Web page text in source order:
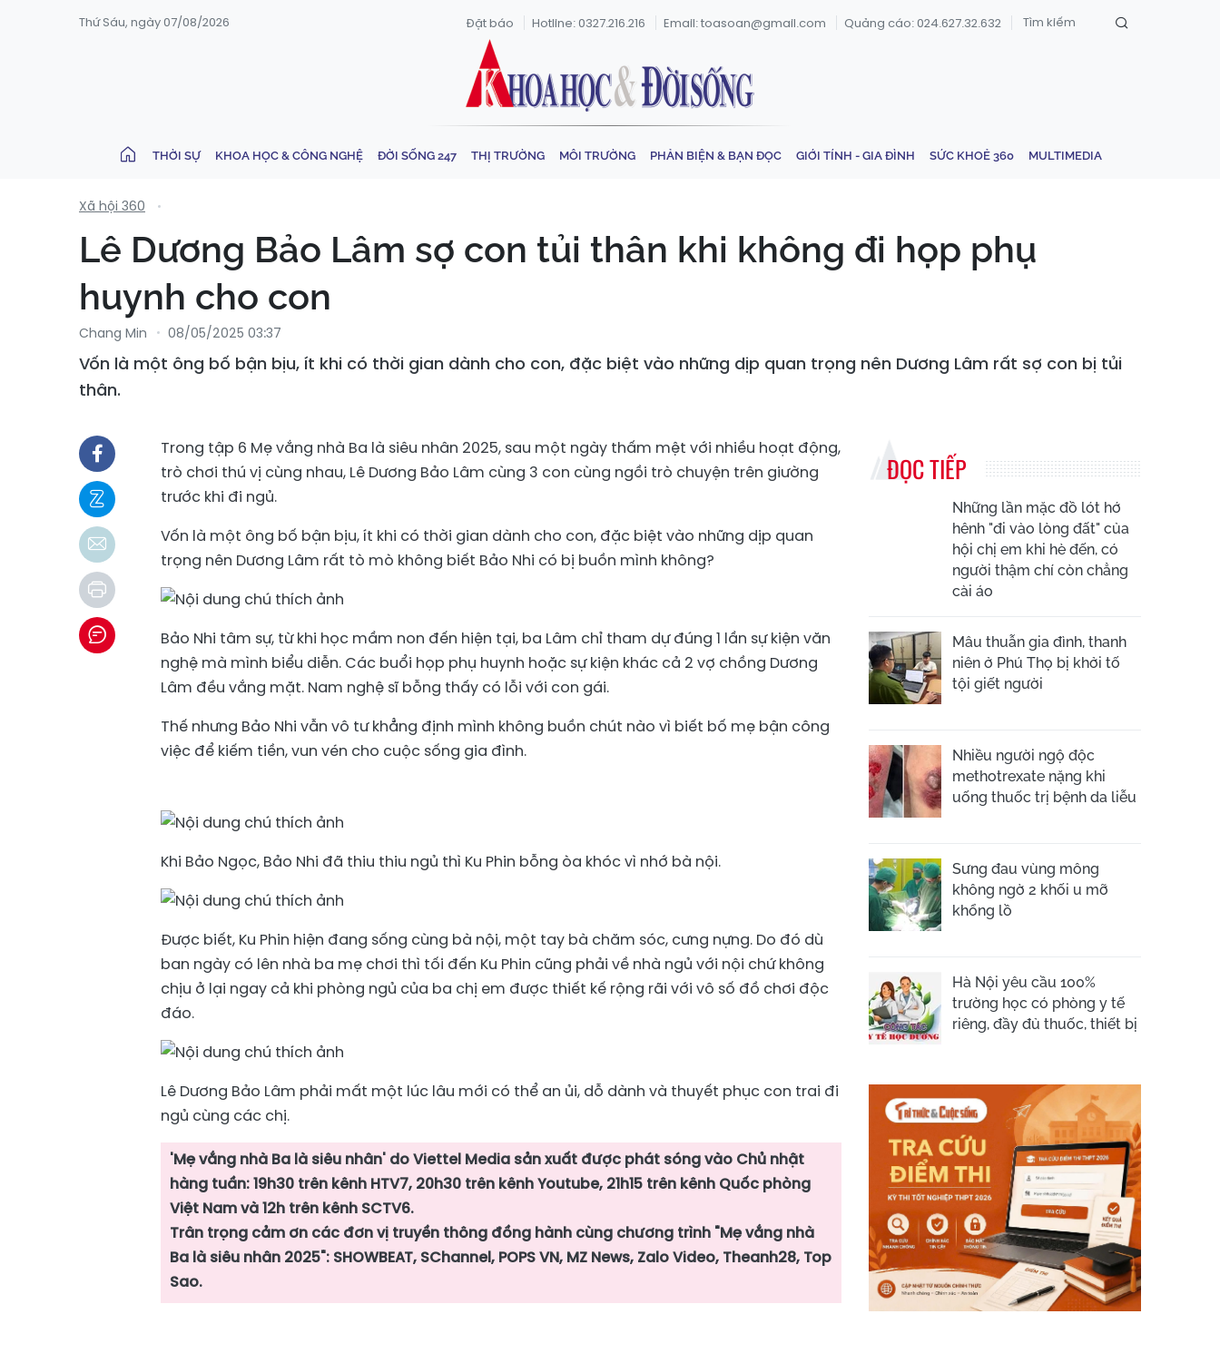
Thứ Sáu, ngày 07/08/2026 Đặt báo Hotline: 0327.216.216 Email: toasoan@gmail.com Quảng cáo: 024.627.32.632
THỜI SỰ KHOA HỌC & CÔNG NGHỆ ĐỜI SỐNG 247 THỊ TRƯỜNG MÔI TRƯỜNG PHẢN BIỆN & BẠN ĐỌC GIỚI TÍNH - GIA ĐÌNH SỨC KHOẺ 360 MULTIMEDIA
Xã hội 360
​​​​​​​Lê Dương Bảo Lâm sợ con tủi thân khi không đi họp phụ
huynh cho con
Chang Min 08/05/2025 03:37
Vốn là một ông bố bận bịu, ít khi có thời gian dành cho con, đặc biệt vào những dịp quan trọng nên Dương Lâm rất sợ con bị tủi
thân.
Trong tập 6 Mẹ vắng nhà Ba là siêu nhân 2025, sau một ngày thấm mệt với nhiều hoạt động,
trò chơi thú vị cùng nhau, Lê Dương Bảo Lâm cùng 3 con cùng ngồi trò chuyện trên giường
trước khi đi ngủ.
Vốn là một ông bố bận bịu, ít khi có thời gian dành cho con, đặc biệt vào những dịp quan
trọng nên Dương Lâm rất tò mò không biết Bảo Nhi có bị buồn mình không?
Bảo Nhi tâm sự, từ khi học mầm non đến hiện tại, ba Lâm chỉ tham dự đúng 1 lần sự kiện văn
nghệ mà mình biểu diễn. Các buổi họp phụ huynh hoặc sự kiện khác cả 2 vợ chồng Dương
Lâm đều vắng mặt. Nam nghệ sĩ bỗng thấy có lỗi với con gái.
Thế nhưng Bảo Nhi vẫn vô tư khẳng định mình không buồn chút nào vì biết bố mẹ bận công
việc để kiếm tiền, vun vén cho cuộc sống gia đình.
Khi Bảo Ngọc, Bảo Nhi đã thiu thiu ngủ thì Ku Phin bỗng òa khóc vì nhớ bà nội.
Được biết, Ku Phin hiện đang sống cùng bà nội, một tay bà chăm sóc, cưng nựng. Do đó dù
ban ngày có lên nhà ba mẹ chơi thì tối đến Ku Phin cũng phải về nhà ngủ với nội chứ không
chịu ở lại ngay cả khi phòng ngủ của ba chị em được thiết kế rộng rãi với vô số đồ chơi độc
đáo.
Lê Dương Bảo Lâm phải mất một lúc lâu mới có thể an ủi, dỗ dành và thuyết phục con trai đi
ngủ cùng các chị.
'Mẹ vắng nhà Ba là siêu nhân' do Viettel Media sản xuất được phát sóng vào Chủ nhật
hàng tuần: 19h30 trên kênh HTV7, 20h30 trên kênh Youtube, 21h15 trên kênh Quốc phòng
Việt Nam và 12h trên kênh SCTV6.
Trân trọng cảm ơn các đơn vị truyền thông đồng hành cùng chương trình "Mẹ vắng nhà
Ba là siêu nhân 2025": SHOWBEAT, SChannel, POPS VN, MZ News, Zalo Video, Theanh28, Top
Sao.
ĐỌC TIẾP
Những lần mặc đồ lót hớ
hênh "đi vào lòng đất" của
hội chị em khi hè đến, có
người thậm chí còn chẳng
cài áo
Mâu thuẫn gia đình, thanh
niên ở Phú Thọ bị khởi tố
tội giết người
Nhiều người ngộ độc
methotrexate nặng khi
uống thuốc trị bệnh da liễu
Sưng đau vùng mông
không ngờ 2 khối u mỡ
khổng lồ
Hà Nội yêu cầu 100%
trường học có phòng y tế
riêng, đầy đủ thuốc, thiết bị